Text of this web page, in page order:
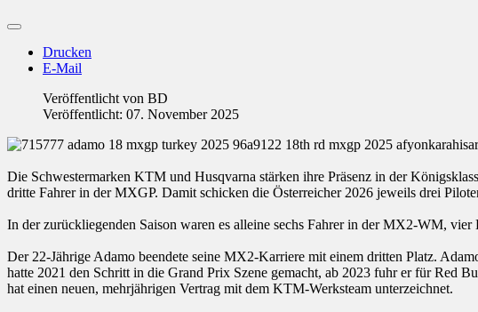
Drucken
E-Mail
Veröffentlicht von BD
Veröffentlicht: 07. November 2025
Die Schwestermarken KTM und Husqvarna stärken ihre Präsenz in der
dritte Fahrer in der MXGP. Damit schicken die Österreicher 2026 jeweils drei
In der zurückliegenden Saison waren es alleine sechs Fahrer in der MX2-WM,
Der 22-Jährige Adamo beendete seine MX2-Karriere mit einem dritten Platz.
hatte 2021 den Schritt in die Grand Prix Szene gemacht, ab 2023 fuhr er für Red
hat einen neuen, mehrjährigen Vertrag mit dem KTM-Werksteam unterzeichnet.